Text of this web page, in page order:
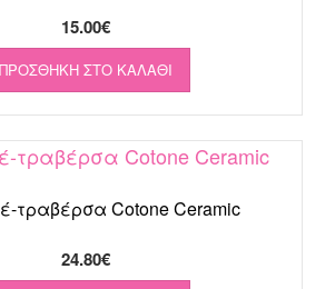
15.00€
ΠΡΟΣΘΉΚΗ ΣΤΟ ΚΑΛΆΘΙ
τραβέρσα Cotone Ceramic
24.80€